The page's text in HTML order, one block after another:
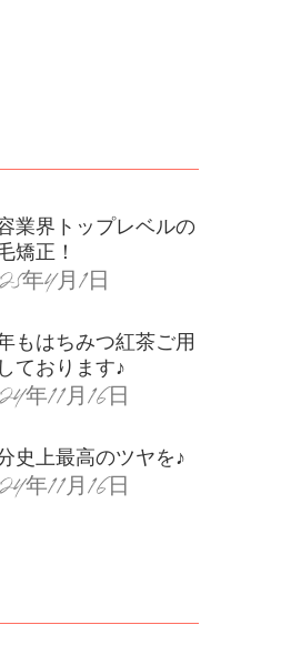
業界トップレベルの
矯正！
年4月1日
もはちみつ紅茶ご用
ております♪
年11月16日
史上最高のツヤを♪
年11月16日